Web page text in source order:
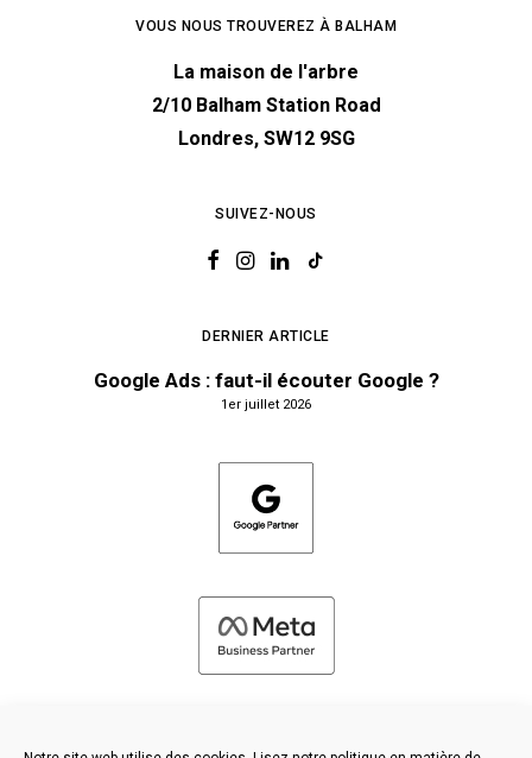
VOUS NOUS TROUVEREZ À BALHAM
La maison de l'arbre
2/10 Balham Station Road
Londres, SW12 9SG
SUIVEZ-NOUS
DERNIER ARTICLE
Google Ads : faut-il écouter Google ?
1er juillet 2026